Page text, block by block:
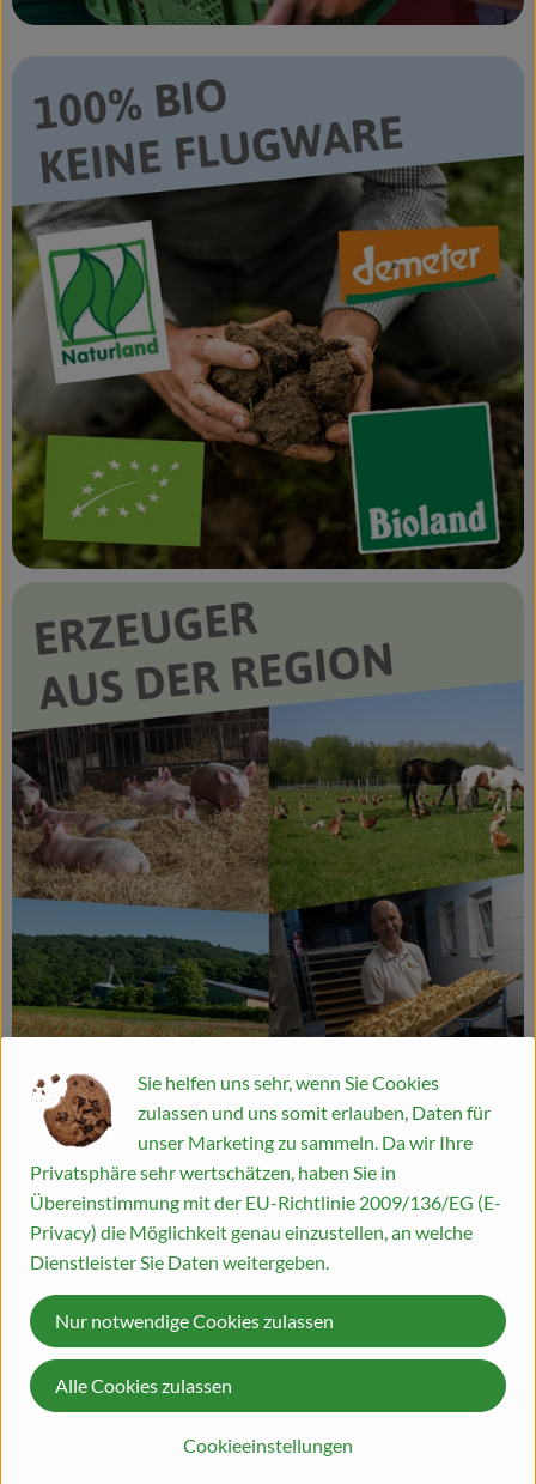
Sie helfen uns sehr, wenn Sie Cookies
zulassen und uns somit erlauben, Daten für
unser Marketing zu sammeln. Da wir Ihre
Privatsphäre sehr wertschätzen, haben Sie in
Übereinstimmung mit der EU-Richtlinie 2009/136/EG (E-
Privacy) die Möglichkeit genau einzustellen, an welche
Dienstleister Sie Daten weitergeben.
Cookieeinstellungen
Nur notwendige Cookies zulassen
Alle Cookies zulassen